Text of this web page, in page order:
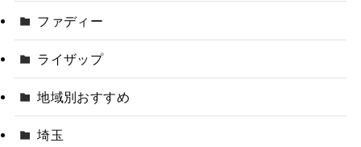
ファディー
ライザップ
地域別おすすめ
埼玉